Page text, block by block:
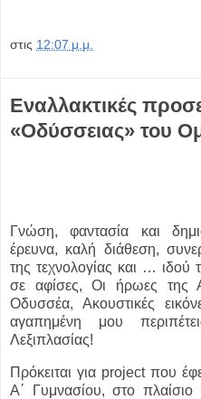
στις 12:07 μ.μ.
Εναλλακτικές
«Οδύσσειας» του
Γνώση, φαντασία και
έρευνα, καλή διάθεση,
της τεχνολογίας και …
σε αφίσες, Οι ήρωες της
Οδυσσέα, Ακουστικές
αγαπημένη μου
Λεξιπλασίας!
Πρόκειται για project που
Α΄ Γυμνασίου, στο